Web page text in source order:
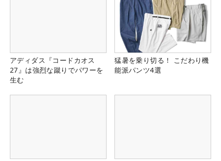
アディダス『コードカオス
27』は強烈な蹴りでパワーを
生む
猛暑を乗り切る！ こだわり機
能派パンツ4選